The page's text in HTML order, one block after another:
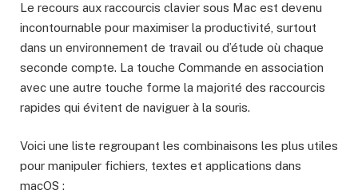
Le recours aux raccourcis clavier sous Mac est devenu
incontournable pour maximiser la productivité, surtout
dans un environnement de travail ou d’étude où chaque
seconde compte. La touche Commande en association
avec une autre touche forme la majorité des raccourcis
rapides qui évitent de naviguer à la souris.
Voici une liste regroupant les combinaisons les plus utiles
pour manipuler fichiers, textes et applications dans
macOS :